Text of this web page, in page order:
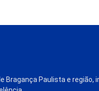
Bragança Paulista e região,